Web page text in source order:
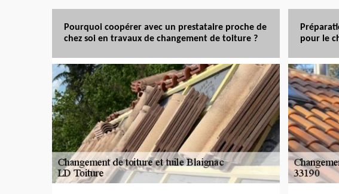
Pourquoi coopérer avec un prestataire proche de
chez soi en travaux de changement de toiture ?
pour le